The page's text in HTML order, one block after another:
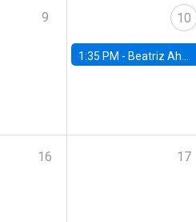
9 10
1:35 PM - Beatriz Ahumada, PhD candidate, Universidad de Pittsburgh
16 17